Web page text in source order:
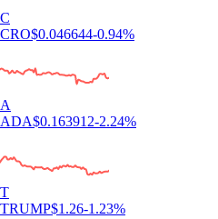
C
CRO$0.046644-0.94%
A
ADA$0.163912-2.24%
T
TRUMP$1.26-1.23%